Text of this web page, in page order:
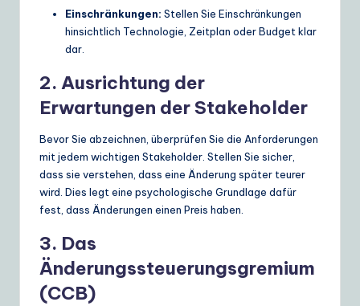
Einschränkungen: Stellen Sie Einschränkungen
hinsichtlich Technologie, Zeitplan oder Budget klar
dar.
2. Ausrichtung der
Erwartungen der Stakeholder
Bevor Sie abzeichnen, überprüfen Sie die Anforderungen
mit jedem wichtigen Stakeholder. Stellen Sie sicher,
dass sie verstehen, dass eine Änderung später teurer
wird. Dies legt eine psychologische Grundlage dafür
fest, dass Änderungen einen Preis haben.
3. Das
Änderungssteuerungsgremium
(CCB)